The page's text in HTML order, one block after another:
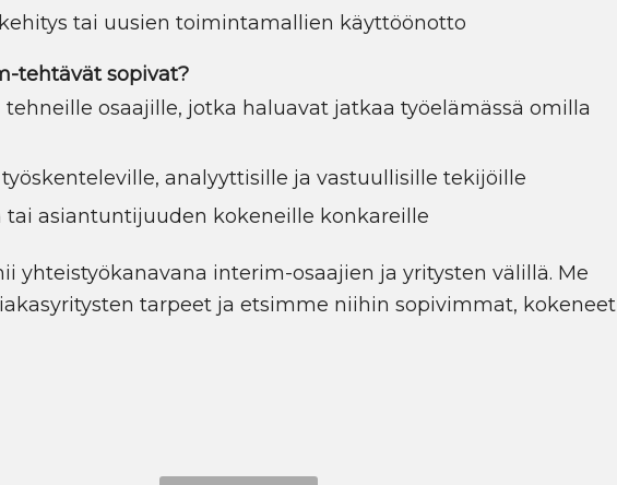
tai uusien toimintamallien käyttöönotto
tehtävät sopivat?
osaajille, jotka haluavat jatkaa työelämässä omilla
analyyttisille ja vastuullisille tekijöille
tai asiantuntijuuden kokeneille konkareille
yhteistyökanavana interim-osaajien ja yritysten välillä. Me
tarpeet ja etsimme niihin sopivimmat, kokeneet